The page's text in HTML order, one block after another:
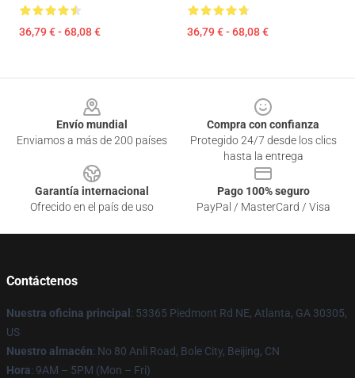
36,79 € - 68,08 € 36,79 € - 68,08 €
Envío mundial
Enviamos a más de 200 países
Compra con confianza
Protegido 24/7 desde los clics
hasta la entrega
Garantía internacional
Ofrecido en el país de uso
Pago 100% seguro
PayPal / MasterCard / Visa
Contáctenos
Nuestra oficina principal : 53365 Piedmont Rd NE, Atlanta, GA 30305,
US
Nuestro almacén: No 80 Anli Road, Bole City, Beijing, CN
Hora: 9AM – 5PM (Mon – Fri)